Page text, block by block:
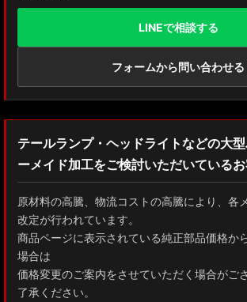
LINEで相談する
フォームから問い合わせる
テールランプ・ヘッドライトなどの大
ーメイド加工をご検討いただいている
原材料の高騰、物流コストの高騰により、各
改定が行われています。
商品ページに表示されている純正部品価格か
場合は
価格変更のご案内をさせていただく場合がご
了承ください。